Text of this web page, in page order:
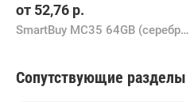
от 52,76 р.
SmartBuy MC35 64GB (серебристый)
Сопутствующие разделы